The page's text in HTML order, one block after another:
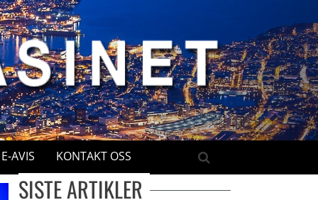
E-AVIS KONTAKT OSS
SISTE ARTIKLER